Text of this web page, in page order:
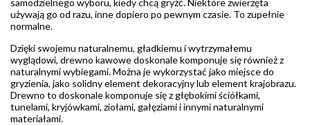
używają go od razu, inne dopiero po pewnym czasie. To zupełnie
normalne.
Dzięki swojemu naturalnemu, gładkiemu i wytrzymałemu
wyglądowi, drewno kawowe doskonale komponuje się również z
naturalnymi wybiegami. Można je wykorzystać jako miejsce do
gryzienia, jako solidny element dekoracyjny lub element krajobrazu.
Drewno to doskonale komponuje się z głębokimi ściółkami,
tunelami, kryjówkami, ziołami, gałęziami i innymi naturalnymi
materiałami.